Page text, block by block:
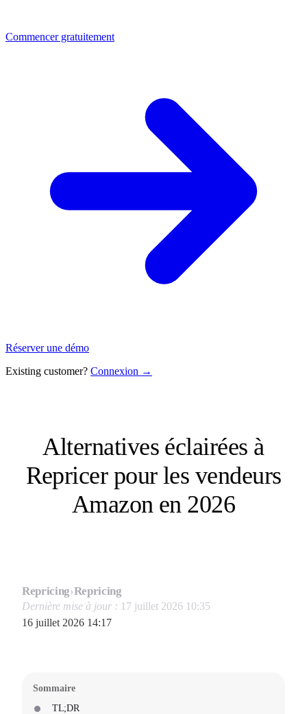
Commencer gratuitement
Réserver une démo
Existing customer? Connexion →
Alternatives éclairées à
Repricer pour les vendeurs
Amazon en 2026
Repricing›Repricing
Dernière mise à jour : 17 juillet 2026 10:35
16 juillet 2026 14:17
Sommaire
TL;DR